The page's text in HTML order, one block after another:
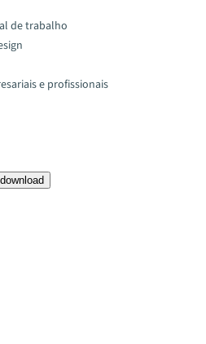
de trabalho
e profissionais
download